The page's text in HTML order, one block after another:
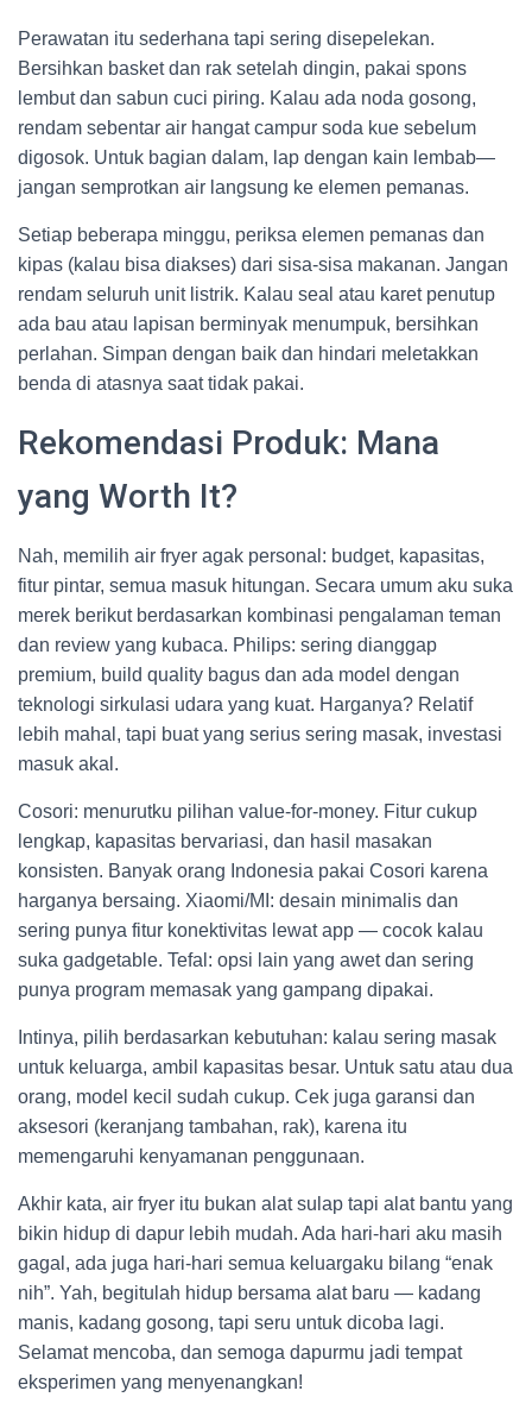
Perawatan itu sederhana tapi sering disepelekan.
Bersihkan basket dan rak setelah dingin, pakai spons
lembut dan sabun cuci piring. Kalau ada noda gosong,
rendam sebentar air hangat campur soda kue sebelum
digosok. Untuk bagian dalam, lap dengan kain lembab—
jangan semprotkan air langsung ke elemen pemanas.
Setiap beberapa minggu, periksa elemen pemanas dan
kipas (kalau bisa diakses) dari sisa-sisa makanan. Jangan
rendam seluruh unit listrik. Kalau seal atau karet penutup
ada bau atau lapisan berminyak menumpuk, bersihkan
perlahan. Simpan dengan baik dan hindari meletakkan
benda di atasnya saat tidak pakai.
Rekomendasi Produk: Mana
yang Worth It?
Nah, memilih air fryer agak personal: budget, kapasitas,
fitur pintar, semua masuk hitungan. Secara umum aku suka
merek berikut berdasarkan kombinasi pengalaman teman
dan review yang kubaca. Philips: sering dianggap
premium, build quality bagus dan ada model dengan
teknologi sirkulasi udara yang kuat. Harganya? Relatif
lebih mahal, tapi buat yang serius sering masak, investasi
masuk akal.
Cosori: menurutku pilihan value-for-money. Fitur cukup
lengkap, kapasitas bervariasi, dan hasil masakan
konsisten. Banyak orang Indonesia pakai Cosori karena
harganya bersaing. Xiaomi/MI: desain minimalis dan
sering punya fitur konektivitas lewat app — cocok kalau
suka gadgetable. Tefal: opsi lain yang awet dan sering
punya program memasak yang gampang dipakai.
Intinya, pilih berdasarkan kebutuhan: kalau sering masak
untuk keluarga, ambil kapasitas besar. Untuk satu atau dua
orang, model kecil sudah cukup. Cek juga garansi dan
aksesori (keranjang tambahan, rak), karena itu
memengaruhi kenyamanan penggunaan.
Akhir kata, air fryer itu bukan alat sulap tapi alat bantu yang
bikin hidup di dapur lebih mudah. Ada hari-hari aku masih
gagal, ada juga hari-hari semua keluargaku bilang “enak
nih”. Yah, begitulah hidup bersama alat baru — kadang
manis, kadang gosong, tapi seru untuk dicoba lagi.
Selamat mencoba, dan semoga dapurmu jadi tempat
eksperimen yang menyenangkan!